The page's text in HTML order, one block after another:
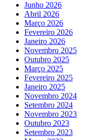
Junho 2026
Abril 2026
Março 2026
Fevereiro 2026
Janeiro 2026
Novembro 2025
Outubro 2025
Março 2025
Fevereiro 2025
Janeiro 2025
Novembro 2024
Setembro 2024
Novembro 2023
Outubro 2023
Setembro 2023